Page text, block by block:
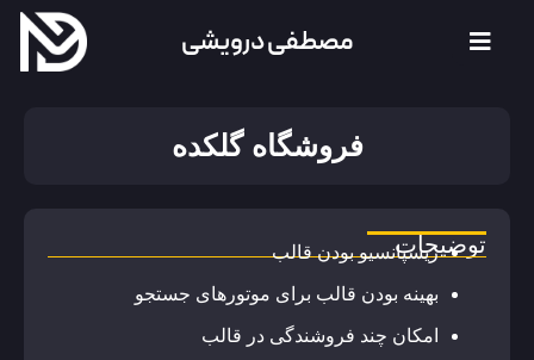
مصطفی درویشی
فروشگاه گلکده
توضیحاتریسپانسیو بودن قالب
بهینه بودن قالب برای موتورهای جستجو
امکان چند فروشندگی در قالب